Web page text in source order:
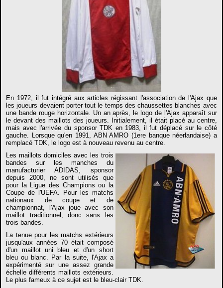
En 1972, il fut intégré aux articles régissant l'association de l'Ajax que
les joueurs devaient porter tout le temps des chaussettes blanches avec
une bande rouge horizontale. Un an après, le logo de l'Ajax apparaît sur
le devant des maillots des joueurs. Initialement, il était placé au centre,
mais avec l'arrivée du sponsor TDK en 1983, il fut déplacé sur le côté
gauche. Lorsque qu'en 1991, ABN AMRO (1ere banque néerlandaise) a
remplacé TDK, le logo est à nouveau revenu au centre.
Les maillots domiciles avec les trois
bandes sur les manches du
manufacturier ADIDAS, sponsor
depuis 2000, ne sont utilisés que
pour la Ligue des Champions ou la
Coupe de l'UEFA. Pour les matchs
nationaux de coupe et de
championnat, l'Ajax joue avec son
maillot traditionnel, donc sans les
trois bandes.
La tenue pour les matchs extérieurs
jusqu'aux années 70 était composé
d'un maillot uni bleu et d'un short
bleu ou blanc. Par la suite, l'Ajax a
expérimenté sur une assez grande
échelle différents maillots extérieurs.
Le plus fameux à ce sujet est le bleu-clair TDK.